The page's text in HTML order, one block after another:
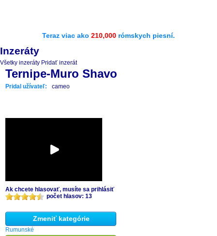
Teraz viac ako 210,000 rómskych piesní.
Inzeráty
Všetky inzeráty Pridať inzerát
Ternipe-Muro Shavo
Pridal užívateľ: cameo
Ak chcete hlasovať, musíte sa prihlásiť
počet hlasov: 13
Zmeniť kategórie
Rumunské